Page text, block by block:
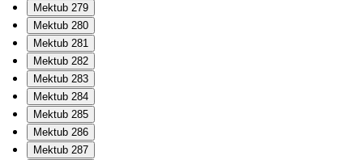
Mektub 279
Mektub 280
Mektub 281
Mektub 282
Mektub 283
Mektub 284
Mektub 285
Mektub 286
Mektub 287